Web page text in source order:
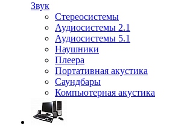
Звук
Стереосистемы
Аудиосистемы 2.1
Аудиосистемы 5.1
Наушники
Плеера
Портативная акустика
Саундбары
Компьютерная акустика